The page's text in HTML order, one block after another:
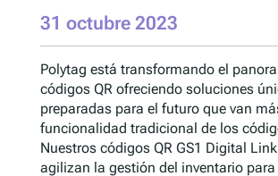
31 octubre 2023
Polytag está transformando el
códigos QR ofreciendo soluciones
preparadas para el futuro que van
funcionalidad tradicional de los
Nuestros códigos QR GS1 Digital
agilizan la gestión del inventario